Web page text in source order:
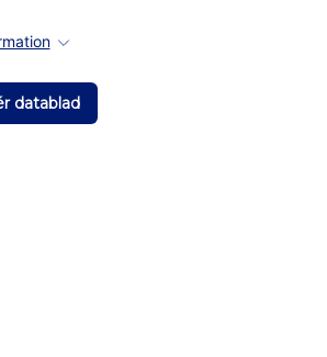
datablad